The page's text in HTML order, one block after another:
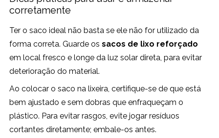
corretamente
Ter o saco ideal não basta se ele não for utilizado da
forma correta. Guarde ossacos de lixo reforçado
em local fresco e longe da luz solar direta, para evitar
deterioração do material.
Ao colocar o saco na lixeira, certifique-se de que está
bem ajustado e sem dobras que enfraqueçam o
plástico. Para evitar rasgos, evite jogar resíduos
cortantes diretamente; embale-os antes.